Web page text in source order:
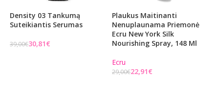
Density 03 Tankumą
Suteikiantis Serumas
39,00€30,81€
Plaukus Maitinanti
Nenuplaunama Priemonė
Ecru New York Silk
Nourishing Spray, 148 Ml
Ecru
29,00€22,91€